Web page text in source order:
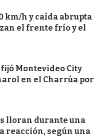
km/h y caída abrupta
el frente frío y el
Montevideo City
en el Charrúa por
lloran durante una
reacción, según una